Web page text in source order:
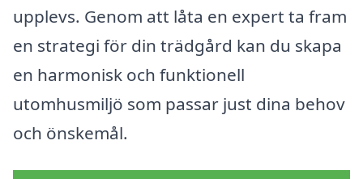
upplevs. Genom att låta en expert ta fram
en strategi för din trädgård kan du skapa
en harmonisk och funktionell
utomhusmiljö som passar just dina behov
och önskemål.